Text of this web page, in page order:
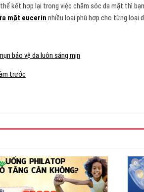
kết hợp lại trong việc chăm sóc da mặt thì
mặt eucerin nhiều loại phù hợp cho từng loại
bảo vệ da luôn sáng mịn
trước